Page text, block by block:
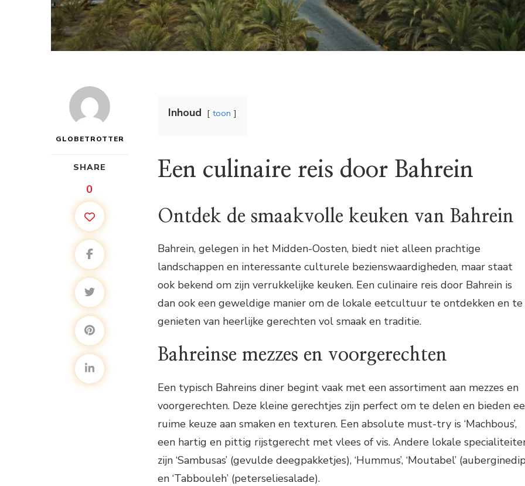
GLOBETROTTER
SHARE
0
Inhoud toon
Een culinaire reis door Bahrein
Ontdek de smaakvolle keuken van Bahrein
Bahrein, gelegen in het Midden-Oosten, biedt niet alleen prachtige
landschappen en interessante culturele bezienswaardigheden, maar staat
ook bekend om zijn verrukkelijke keuken. Een culinaire reis door Bahrein is
dan ook een geweldige manier om de lokale eetcultuur te ontdekken en te
genieten van heerlijke gerechten vol smaak en traditie.
Bahreinse mezzes en voorgerechten
Een typisch Bahreins diner begint vaak met een assortiment aan mezzes en
voorgerechten. Deze kleine gerechtjes zijn perfect om te delen en bieden
ruime keuze aan smaken en texturen. Een absolute must-try is ‘Machbous’,
een hartig en pittig rijstgerecht met vlees of vis. Andere lokale
zijn ‘Sambusas’ (gevulde deegpakketjes), ‘Hummus’, ‘Moutabel’
en ‘Tabbouleh’ (peterseliesalade).